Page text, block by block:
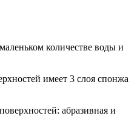
количестве воды и
имеет 3 слоя спонжа
абразивная и